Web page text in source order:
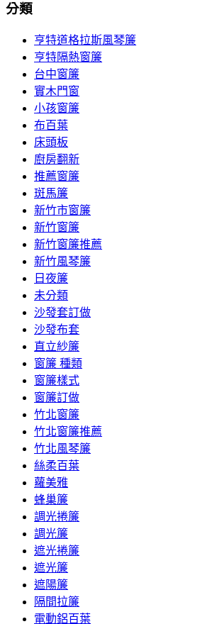
分類
亨特道格拉斯風琴簾
亨特隔熱窗簾
台中窗簾
實木門窗
小孩窗簾
布百葉
床頭板
廚房翻新
推薦窗簾
斑馬簾
新竹市窗簾
新竹窗簾
新竹窗簾推薦
新竹風琴簾
日夜簾
未分類
沙發套訂做
沙發布套
直立紗簾
窗簾 種類
窗簾樣式
窗簾訂做
竹北窗簾
竹北窗簾推薦
竹北風琴簾
絲柔百葉
蘿美雅
蜂巢簾
調光捲簾
調光簾
遮光捲簾
遮光簾
遮陽簾
隔間拉簾
電動鋁百葉